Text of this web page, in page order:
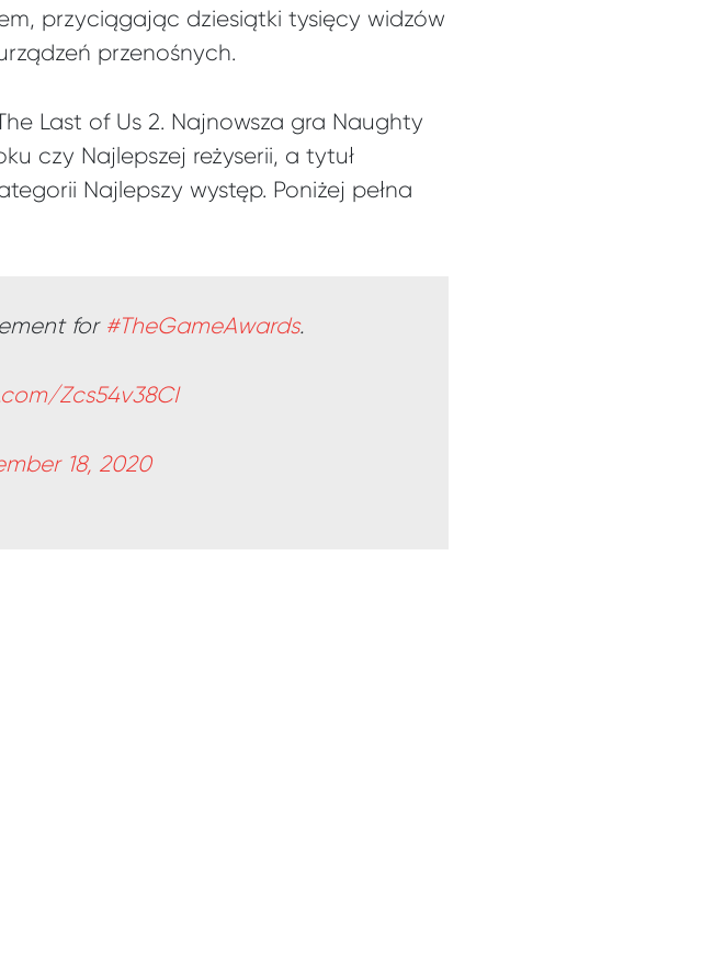
przyciągając dziesiątki tysięcy widzów
przenośnych.
Last of Us 2. Najnowsza gra Naughty
czy Najlepszej reżyserii, a tytuł
Najlepszy występ. Poniżej pełna
for #TheGameAwards.
Zcs54v38CI
18, 2020